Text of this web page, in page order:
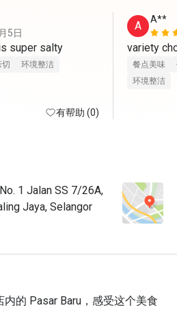
5日
super salty
环境整洁
有帮助 (0)
A A**
variety
餐点美味
环境整洁
1 Jalan SS 7/26A,
Jaya, Selangor
的 Pasar Baru，感受这个美食